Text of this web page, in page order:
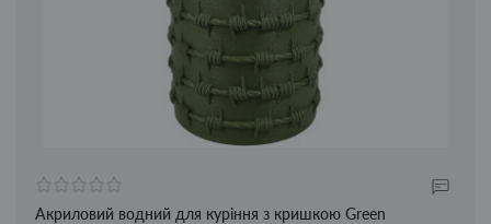
Акриловий водний для куріння з кришкою Green